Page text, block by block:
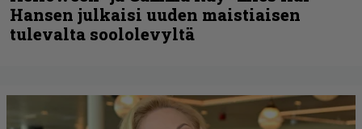
Hansen julkaisi uuden maistiaisen
tulevalta soololevyltä